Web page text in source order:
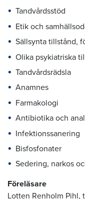
Tandvårdsstöd
Etik och
Sällsynta tillstånd,
Olika psykiatriska
Tandvårdsrädsla
Anamnes
Farmakologi
Antibiotika och
Infektionssanering
Bisfosfonater
Sedering, narkos
Föreläsare
Lotten Renholm Pihl,